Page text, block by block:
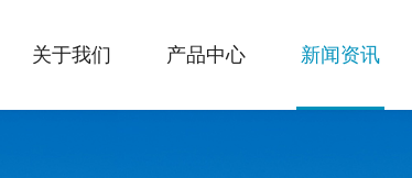
关于我们 产品中心 新闻资讯